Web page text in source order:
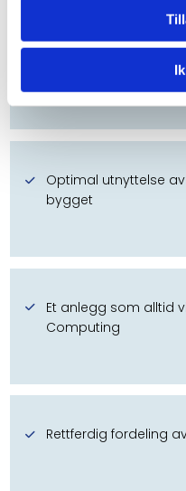
Raskest mulig lading
Optimal utnyttelse
bygget
Et anlegg som alltid
Computing
Rettferdig fordeling